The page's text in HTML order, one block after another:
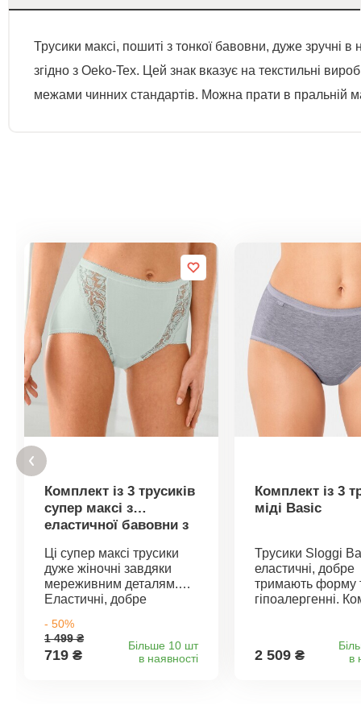
Трусики максі, пошиті з тонкої бавовни, дуже зручні
згідно з Oeko-Tex. Цей знак вказує на текстильні
межами чинних стандартів. Можна прати в пральній
Комплект із 3 трусиків
супер максі з
еластичної бавовни з
Ці супер максі трусики
дуже жіночні завдяки
мереживним деталям.
Еластичні, добре
Еластична стрічка на
талії та штанинах для
комфортного
- 50%
1 499 ₴
719 ₴
Більше 10 шт
в наявності
Комплект із 3
міді Basic
Трусики Sloggi
еластичні, добре
тримають форму
гіпоалергенні.
трусики. 6
чорний; білий;
2 509 ₴
в